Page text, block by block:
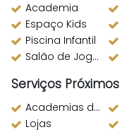
Academia
Espaço Kids
Piscina Infantil
Salão de Jogos
Serviços Próximos
Academias de ginástica
Lojas